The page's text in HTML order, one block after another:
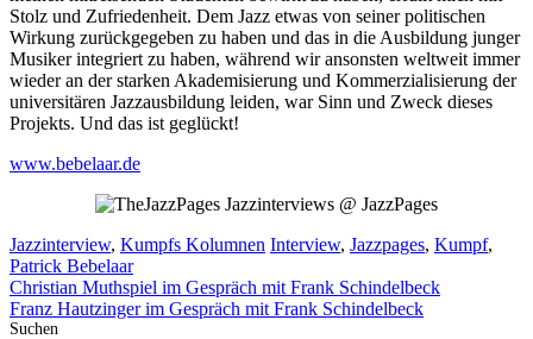
Stolz und Zufriedenheit. Dem Jazz etwas von seiner politischen
Wirkung zurückgegeben zu haben und das in die Ausbildung junger
Musiker integriert zu haben, während wir ansonsten weltweit immer
wieder an der starken Akademisierung und Kommerzialisierung der
universitären Jazzausbildung leiden, war Sinn und Zweck dieses
Projekts. Und das ist geglückt!
www.bebelaar.de
Jazzinterviews @ JazzPages
Kategorien
Jazzinterview, Kumpfs Kolumnen Schlagwörter
Interview, Jazzpages, Kumpf,
Patrick Bebelaar
Christian Muthspiel im Gespräch mit Frank Schindelbeck
Franz Hautzinger im Gespräch mit Frank Schindelbeck
Suchen